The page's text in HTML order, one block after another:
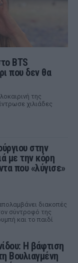
BTS
που δεν θα
της
χιλιάδες
στην
με την κόρη
που «λύγισε»
διακοπές
σύντροφό της
και το παιδί
Η βάφτιση
Βουλιαγμένη